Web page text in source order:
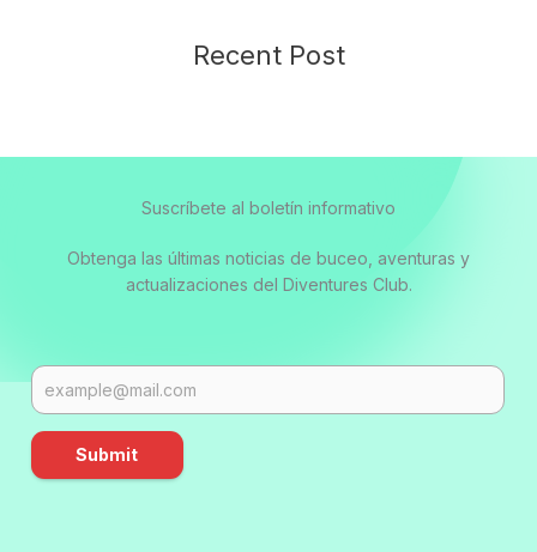
Recent Post
Suscríbete al boletín informativo
Obtenga las últimas noticias de buceo, aventuras y
actualizaciones del Diventures Club.
Submit